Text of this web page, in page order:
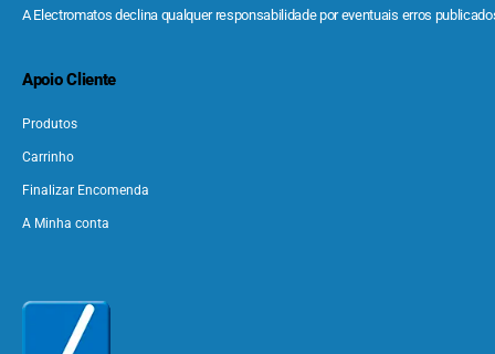
A Electromatos declina qualquer responsabilidade por eventuais erros
Apoio Cliente
Produtos
Carrinho
Finalizar Encomenda
A Minha conta